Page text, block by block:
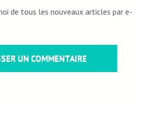
de tous les nouveaux articles par e-